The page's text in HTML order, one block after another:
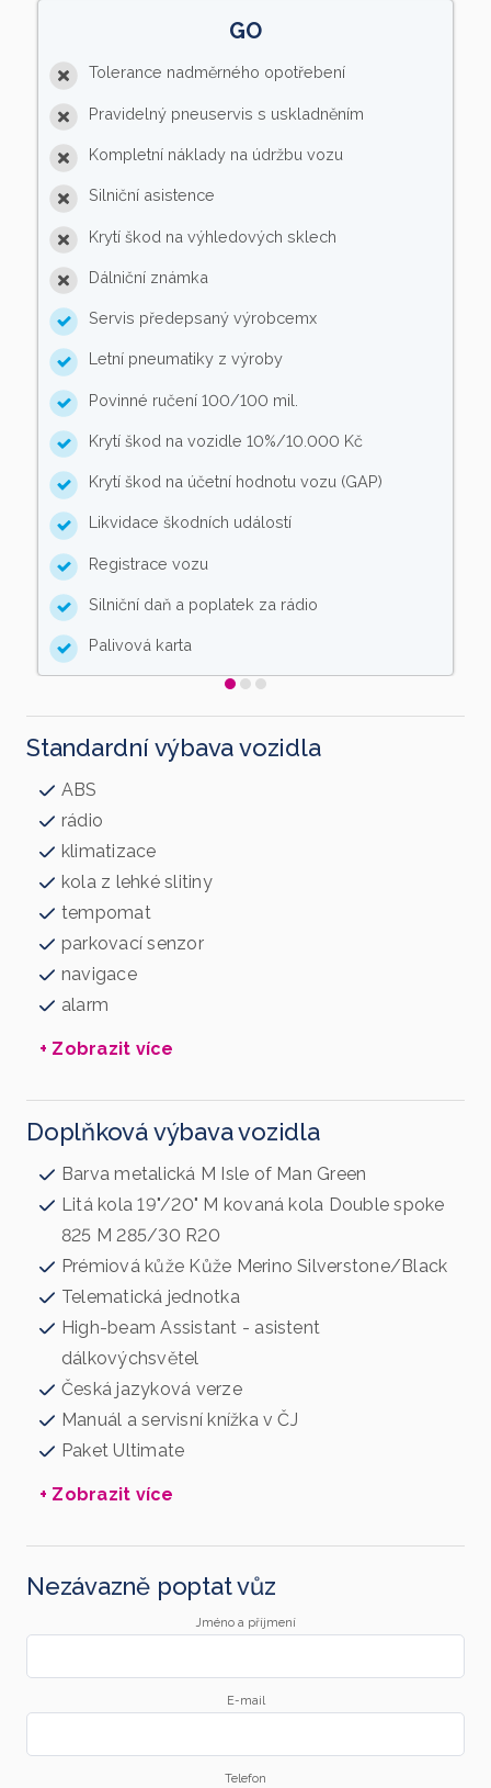
GO
Tolerance nadměrného opotřebení
Pravidelný pneuservis s uskladněním
Kompletní náklady na údržbu vozu
Silniční asistence
Krytí škod na výhledových sklech
Dálniční známka
Servis předepsaný výrobcemx
Letní pneumatiky z výroby
Povinné ručení 100/100 mil.
Krytí škod na vozidle 10%/10.000 Kč
Krytí škod na účetní hodnotu vozu (GAP)
Likvidace škodních událostí
Registrace vozu
Silniční daň a poplatek za rádio
Palivová karta
Standardní výbava vozidla
ABS
rádio
klimatizace
kola z lehké slitiny
tempomat
parkovací senzor
navigace
alarm
+ Zobrazit více
Doplňková výbava vozidla
Barva metalická M Isle of Man Green
Litá kola 19"/20" M kovaná kola Double spoke
825 M 285/30 R20
Prémiová kůže Kůže Merino Silverstone/Black
Telematická jednotka
High-beam Assistant - asistent
dálkovýchsvětel
Česká jazyková verze
Manuál a servisní knížka v ČJ
Paket Ultimate
+ Zobrazit více
Nezávazně poptat vůz
Jméno a příjmení
E-mail
Telefon